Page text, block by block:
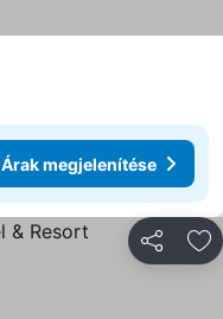
Árak megjelenítése